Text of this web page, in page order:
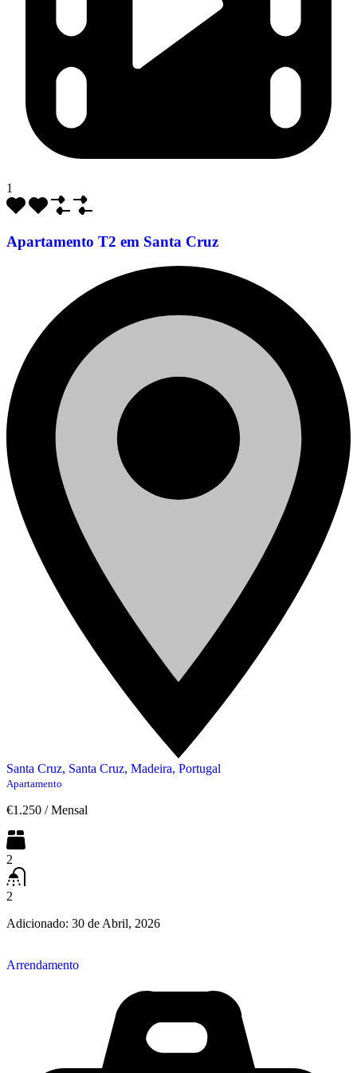
1
Apartamento T2 em Santa Cruz
Santa Cruz, Santa Cruz, Madeira, Portugal
Apartamento
€1.250 / Mensal
2
2
Adicionado: 30 de Abril, 2026
Arrendamento